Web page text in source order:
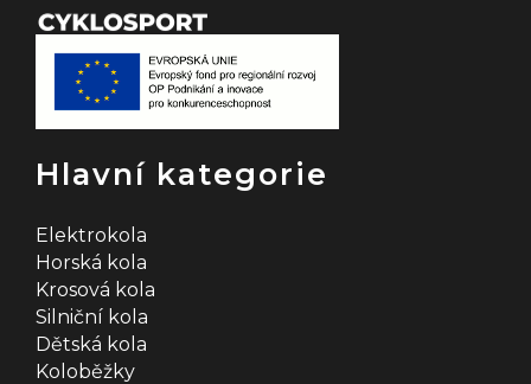
Hlavní kategorie
Elektrokola
Horská kola
Krosová kola
Silniční kola
Dětská kola
Koloběžky